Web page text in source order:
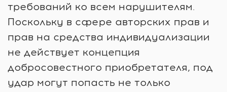
требований ко всем нарушителям.
Поскольку в сфере авторских прав и
прав на средства индивидуализации
не действует концепция
добросовестного приобретателя, под
удар могут попасть не только